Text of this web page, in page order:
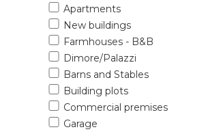
Apartments
New buildings
Farmhouses - B&B
Dimore/Palazzi
Barns and Stables
Building plots
Commercial premises
Garage